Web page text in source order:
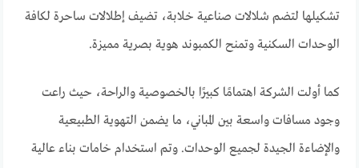
تشكيلها لتضم شلالات صناعية خلابة، تضيف إطلالات ساحرة لكافة
الوحدات السكنية وتمنح الكمبوند هوية بصرية مميزة.
كما أولت الشركة اهتمامًا كبيرًا بالخصوصية والراحة، حيث راعت
وجود مسافات واسعة بين المباني، ما يضمن التهوية الطبيعية
والإضاءة الجيدة لجميع الوحدات. وتم استخدام خامات بناء عالية